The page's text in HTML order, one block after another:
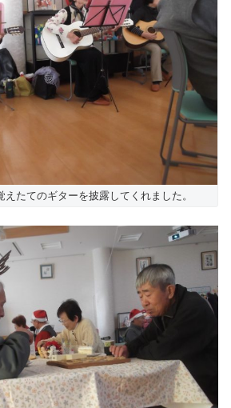
たてのギターを披露してくれました。